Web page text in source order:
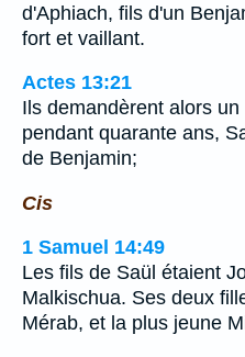
d'Aphiach, fils d'un
fort et vaillant.
Actes 13:21
Ils demandèrent alors
pendant quarante ans,
de Benjamin;
Cis
1 Samuel 14:49
Les fils de Saül étaient
Malkischua. Ses deux
Mérab, et la plus jeune